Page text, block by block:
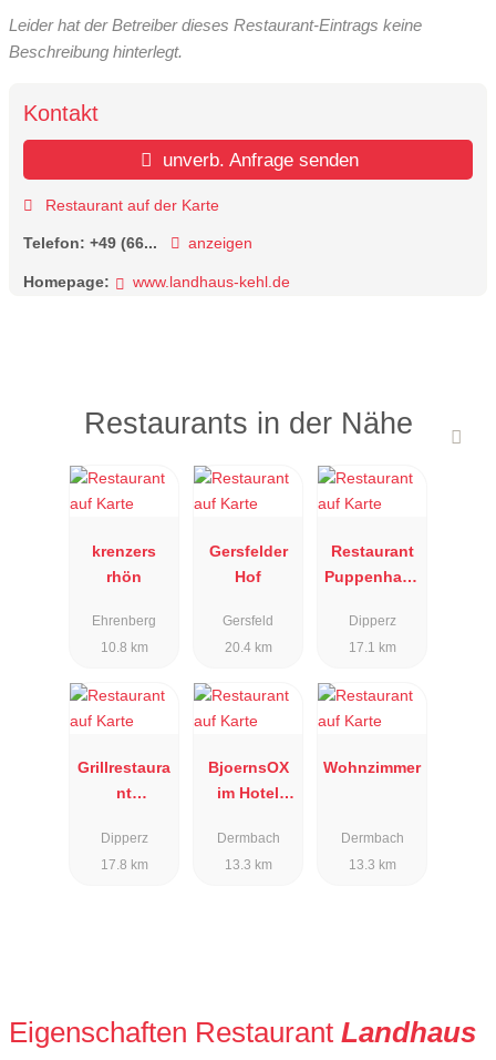
Leider hat der Betreiber dieses Restaurant-Eintrags keine
Beschreibung hinterlegt.
Kontakt
unverb. Anfrage senden
Restaurant auf der Karte
Telefon: +49 (66... anzeigen
Homepage: www.landhaus-kehl.de
Restaurants in der Nähe
krenzers
rhön
Ehrenberg
10.8 km
Gersfelder
Hof
Gersfeld
20.4 km
Restaurant
Puppenhaus
Dipperz
17.1 km
Grillrestaura
nt
Dipperz
17.8 km
BjoernsOX
im Hotel
Dermbach
13.3 km
Wohnzimmer
Dermbach
13.3 km
Eigenschaften Restaurant Landhaus